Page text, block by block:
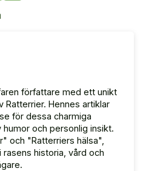
författare med ett unikt
Ratterrier. Hennes artiklar
för dessa charmiga
och personlig insikt.
och "Ratterriers hälsa",
historia, vård och